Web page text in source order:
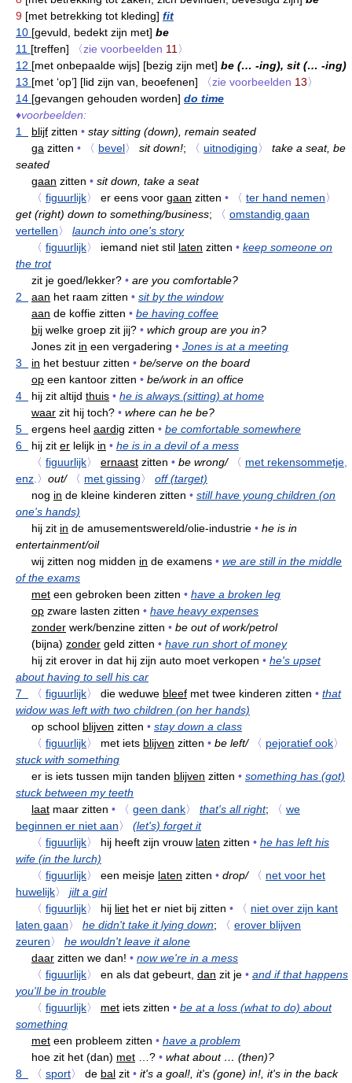
9 [met betrekking tot kleding] fit
10 [gevuld, bedekt zijn met] be
11 [treffen] 〈zie voorbeelden 11〉
12 [met onbepaalde wijs] [bezig zijn met] be (… -ing), sit (… -ing)
13 [met ‘op’] [lid zijn van, beoefenen] 〈zie voorbeelden 13〉
14 [gevangen gehouden worden] do time
♦voorbeelden:
1
blijf zitten • stay sitting (down), remain seated
ga zitten • 〈 bevel〉 sit down!; 〈 uitnodiging〉
take a seat, be
seated
gaan zitten • sit down, take a seat
〈 figuurlijk〉 er eens voor gaan zitten • 〈 ter hand nemen〉
get (right) down to something/business; 〈 omstandig gaan
vertellen〉
launch into one's story
〈 figuurlijk〉 iemand niet stil laten zitten • keep someone on
the trot
zit je goed/lekker? • are you comfortable?
2
aan het raam zitten • sit by the window
aan de koffie zitten • be having coffee
bij welke groep zit jij? • which group are you in?
Jones zit in een vergadering • Jones is at a meeting
3
in het bestuur zitten • be/serve on the board
op een kantoor zitten • be/work in an office
4
hij zit altijd thuis • he is always (sitting) at home
waar zit hij toch? • where can he be?
5
ergens heel aardig zitten • be comfortable somewhere
6
hij zit er lelijk in • he is in a devil of a mess
〈 figuurlijk〉 ernaast zitten • be wrong/ 〈 met rekensommetje,
enz.〉 out/ 〈 met gissing〉
off (target)
nog in de kleine kinderen zitten • still have young children (on
one's hands)
hij zit in de amusementswereld/olie-industrie • he is in
entertainment/oil
wij zitten nog midden in de examens • we are still in the middle
of the exams
met een gebroken been zitten • have a broken leg
op zware lasten zitten • have heavy expenses
zonder werk/benzine zitten • be out of work/petrol
(bijna) zonder geld zitten • have run short of money
hij zit erover in dat hij zijn auto moet verkopen • he's upset
about having to sell his car
7
〈 figuurlijk〉 die weduwe bleef met twee kinderen zitten • that
widow was left with two children (on her hands)
op school blijven zitten • stay down a class
〈 figuurlijk〉 met iets blijven zitten • be left/ 〈 pejoratief ook〉
stuck with something
er is iets tussen mijn tanden blijven zitten • something has (got)
stuck between my teeth
laat maar zitten • 〈 geen dank〉 that's all right; 〈 we
beginnen er niet aan〉
(let's) forget it
〈 figuurlijk〉 hij heeft zijn vrouw laten zitten • he has left his
wife (in the lurch)
〈 figuurlijk〉 een meisje laten zitten • drop/ 〈 net voor het
huwelijk〉
jilt a girl
〈 figuurlijk〉 hij liet het er niet bij zitten • 〈 niet over zijn kant
laten gaan〉 he didn't take it lying down; 〈 erover blijven
zeuren〉
he wouldn't leave it alone
daar zitten we dan! • now we're in a mess
〈 figuurlijk〉 en als dat gebeurt, dan zit je • and if that happens
you'll be in trouble
〈 figuurlijk〉 met iets zitten • be at a loss (what to do) about
something
met een probleem zitten • have a problem
hoe zit het (dan) met …? • what about … (then)?
8
〈 sport〉 de bal zit • it's a goal!, it's (gone) in!, it's in the back